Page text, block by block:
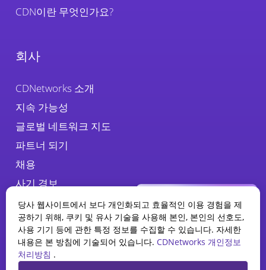
CDN이란 무엇인가요?
회사
CDNetworks 소개
지속 가능성
글로벌 네트워크 지도
파트너 되기
채용
사기 경보
당사 웹사이트에서 보다 개인화되고 효율적인 이용 경험을 제
공하기 위해, 쿠키 및 유사 기술을 사용해 본인, 본인의 선호도,
사용 기기 등에 관한 특정 정보를 수집할 수 있습니다. 자세한
내용은 본 방침에 기술되어 있습니다. CDNetworks 개인정보
처리방침 .
WAAP 보고서